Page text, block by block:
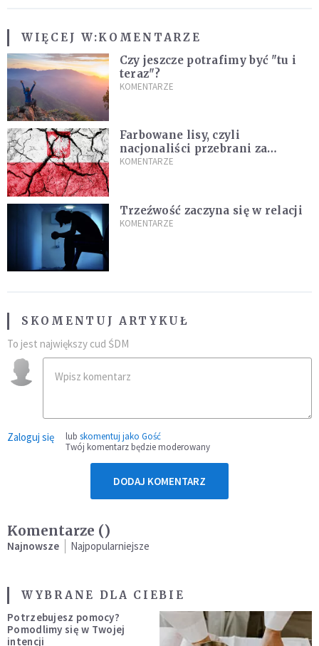
WIĘCEJ W:KOMENTARZE
Czy jeszcze potrafimy być "tu i
teraz"?
KOMENTARZE
Farbowane lisy, czyli
nacjonaliści przebrani za
chrześcijan
KOMENTARZE
Trzeźwość zaczyna się w relacji
KOMENTARZE
SKOMENTUJ ARTYKUŁ
To jest największy cud ŚDM
Zaloguj się lub skomentuj jako Gość
Twój komentarz będzie moderowany
DODAJ KOMENTARZ
Komentarze ()
Najnowsze Najpopularniejsze
WYBRANE DLA CIEBIE
Potrzebujesz pomocy?
Pomodlimy się w Twojej
intencji